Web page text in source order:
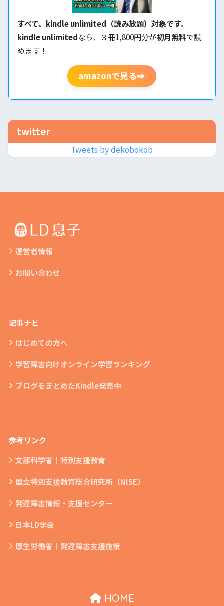
すべて、kindle unlimited（読み放題）対象です。
kindle unlimitedなら、３冊1,800円分が初月無料で読
めます！
amazonで見る➡
twitter
Tweets by dekobokob
運営者情報
お問い合わせ
記事ナビ
はじめての方へ
学習障害向けオンライン学習ランキング
ブログをまとめたKindle発売中
参考リンク
文部科学省｜特別支援教育
国立特別支援教育総合研究所（NISE）
発達障害情報・支援センター
日本LD学会
厚生労働省｜発達障害支援施策
HOME